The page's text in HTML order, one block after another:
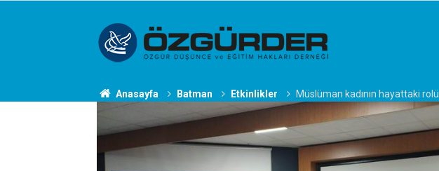
Anasayfa Batman Etkinlikler Müslüman kadının hayattaki rolü